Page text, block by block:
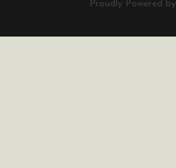
Proudly Powered by